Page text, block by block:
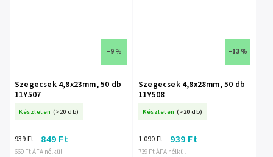
–9 %
Szegecsek 4,8x23mm, 50 db
11Y507
Készleten (>20 db)
669 Ft ÁFA nélkül
939 Ft 849 Ft
–13 %
Szegecsek 4,8x28mm, 50 db
11Y508
Készleten (>20 db)
739 Ft ÁFA nélkül
1 090 Ft 939 Ft